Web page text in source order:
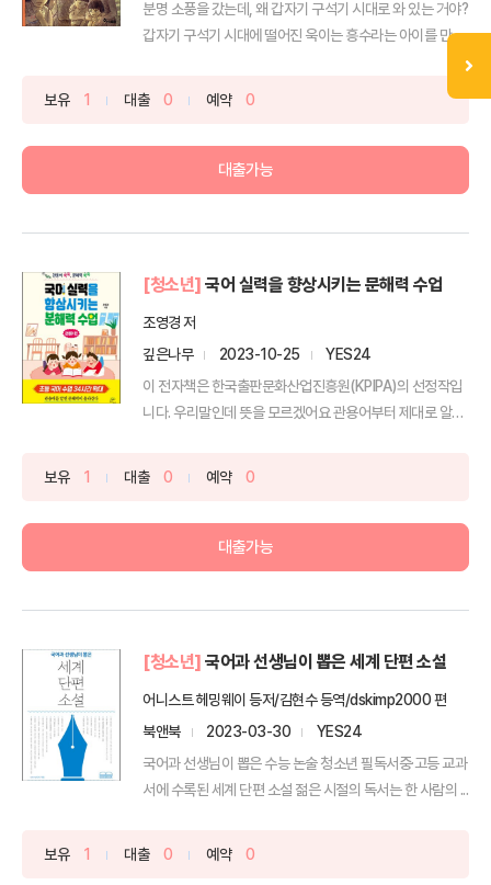
분명 소풍을 갔는데, 왜 갑자기 구석기 시대로 와 있는 거야?
갑자기 구석기 시대에 떨어진 욱이는 흥수라는 아이를 만...
보유 1 대출 0 예약 0
대출가능
[청소년] 국어 실력을 향상시키는 문해력 수업
조영경 저
깊은나무
2023-10-25
YES24
이 전자책은 한국출판문화산업진흥원(KPIPA)의 선정작입
니다. 우리말인데 뜻을 모르겠어요 관용어부터 제대로 알자!
보유 1 대출 0 예약 0
대출가능
[청소년] 국어과 선생님이 뽑은 세계 단편 소설
어니스트 헤밍웨이 등저/김현수 등역/dskimp2000 편
북앤북
2023-03-30
YES24
국어과 선생님이 뽑은 수능 논술 청소년 필독서중·고등 교과
서에 수록된 세계 단편 소설 젊은 시절의 독서는 한 사람의 ...
보유 1 대출 0 예약 0